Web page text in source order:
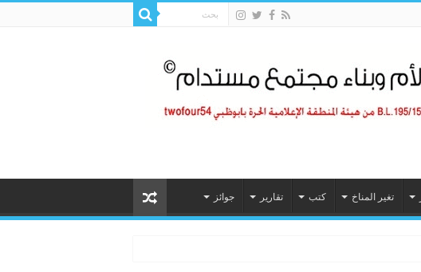
تغير المناخ كتب تقارير جوائز